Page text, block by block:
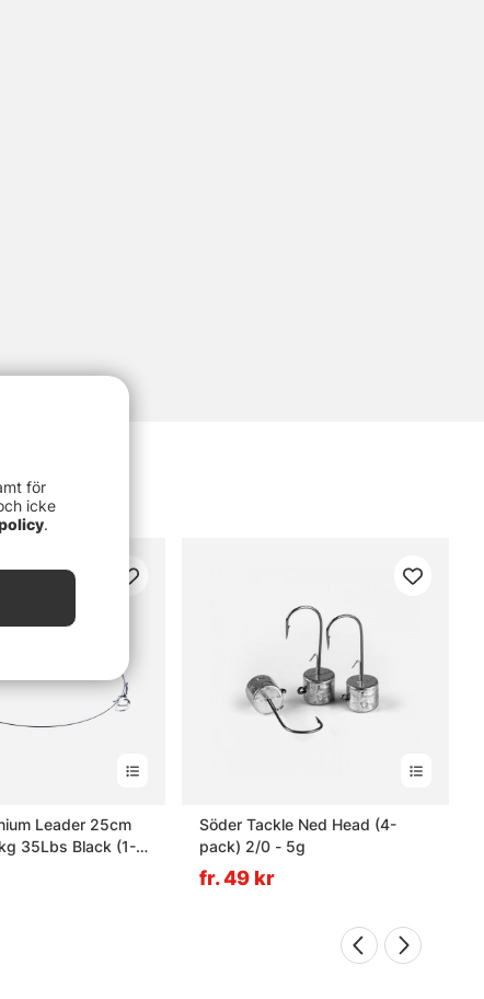
Leader 25cm
35Lbs Black (1-
Söder Tackle Ned Head (4-
pack) 2/0 - 5g
fr. 49 kr
för
icke
.